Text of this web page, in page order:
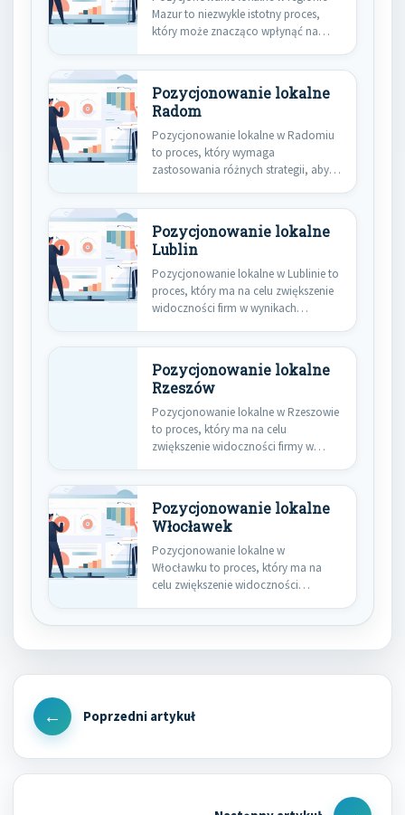
Mazur to niezwykle istotny proces,
który może znacząco wpłynąć na
Pozycjonowanie lokalne
Radom
Pozycjonowanie lokalne w Radomiu
to proces, który wymaga
zastosowania różnych strategii, aby
Pozycjonowanie lokalne
Lublin
Pozycjonowanie lokalne w Lublinie to
proces, który ma na celu zwiększenie
widoczności firm w wynikach…
Pozycjonowanie lokalne
Rzeszów
Pozycjonowanie lokalne w Rzeszowie
to proces, który ma na celu
zwiększenie widoczności firmy w
Pozycjonowanie lokalne
Włocławek
Pozycjonowanie lokalne w
Włocławku to proces, który ma na
celu zwiększenie widoczności
Nawigacja
wpisu
Previous